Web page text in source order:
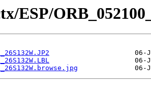
ESP/